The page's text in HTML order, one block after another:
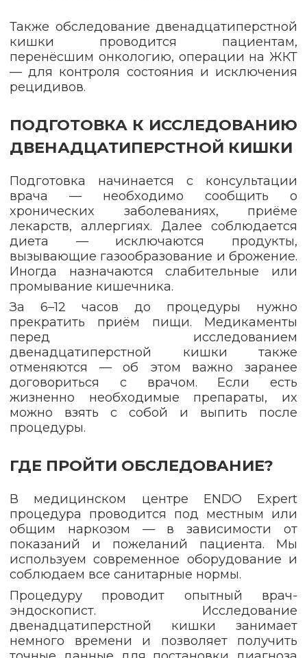
Также обследование двенадцатиперстной
кишки проводится пациентам,
перенёсшим онкологию, операции на ЖКТ
— для контроля состояния и исключения
рецидивов.
ПОДГОТОВКА К ИССЛЕДОВАНИЮ
ДВЕНАДЦАТИПЕРСТНОЙ КИШКИ
Подготовка начинается с консультации
врача — необходимо сообщить о
хронических заболеваниях, приёме
лекарств, аллергиях. Далее соблюдается
диета — исключаются продукты,
вызывающие газообразование и брожение.
Иногда назначаются слабительные или
промывание кишечника.
За 6–12 часов до процедуры нужно
прекратить приём пищи. Медикаменты
перед исследованием
двенадцатиперстной кишки также
отменяются — об этом важно заранее
договориться с врачом. Если есть
жизненно необходимые препараты, их
можно взять с собой и выпить после
процедуры.
ГДЕ ПРОЙТИ ОБСЛЕДОВАНИЕ?
В медицинском центре ENDO Expert
процедура проводится под местным или
общим наркозом — в зависимости от
показаний и пожеланий пациента. Мы
используем современное оборудование и
соблюдаем все санитарные нормы.
Процедуру проводит опытный врач-
эндоскопист. Исследование
двенадцатиперстной кишки занимает
немного времени и позволяет получить